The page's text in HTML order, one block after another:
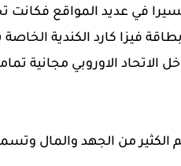
في عديد المواقع فكانت
الاتحاد الاوروبي مجانية
من الجهد والمال